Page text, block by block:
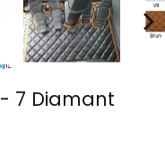
- 7 Diamant